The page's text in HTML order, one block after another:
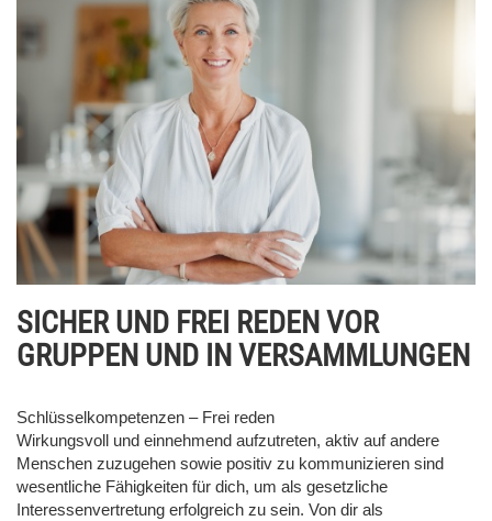
SICHER UND FREI REDEN VOR
GRUPPEN UND IN VERSAMMLUNGEN
Schlüsselkompetenzen – Frei reden
Wirkungsvoll und einnehmend aufzutreten, aktiv auf andere
Menschen zuzugehen sowie positiv zu kommunizieren sind
wesentliche Fähigkeiten für dich, um als gesetzliche
Interessenvertretung erfolgreich zu sein. Von dir als